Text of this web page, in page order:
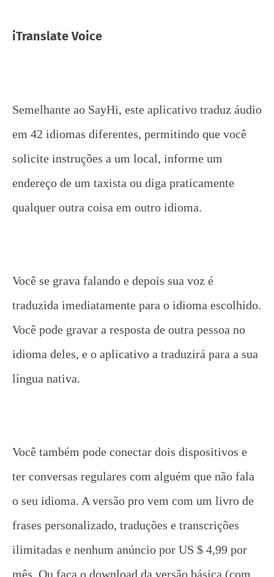
iTranslate Voice
Semelhante ao SayHi, este aplicativo traduz áudio
em 42 idiomas diferentes, permitindo que você
solicite instruções a um local, informe um
endereço de um taxista ou diga praticamente
qualquer outra coisa em outro idioma.
Você se grava falando e depois sua voz é
traduzida imediatamente para o idioma escolhido.
Você pode gravar a resposta de outra pessoa no
idioma deles, e o aplicativo a traduzirá para a sua
língua nativa.
Você também pode conectar dois dispositivos e
ter conversas regulares com alguém que não fala
o seu idioma. A versão pro vem com um livro de
frases personalizado, traduções e transcrições
ilimitadas e nenhum anúncio por US $ 4,99 por
mês. Ou faça o download da versão básica (com